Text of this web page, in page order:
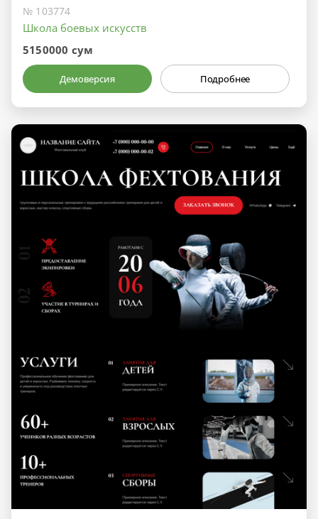
№ 103774
Школа боевых искусств
5150000 сум
Демоверсия Подробнее